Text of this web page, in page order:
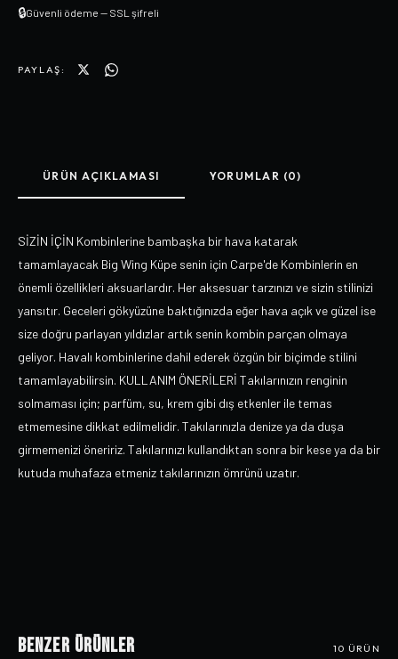
🔒Güvenli ödeme — SSL şifreli
PAYLAŞ:
ÜRÜN AÇIKLAMASI YORUMLAR (0)
SİZİN İÇİN Kombinlerine bambaşka bir hava katarak
tamamlayacak Big Wing Küpe senin için Carpe'de Kombinlerin en
önemli özellikleri aksuarlardır. Her aksesuar tarzınızı ve sizin stilinizi
yansıtır. Geceleri gökyüzüne baktığınızda eğer hava açık ve güzel ise
size doğru parlayan yıldızlar artık senin kombin parçan olmaya
geliyor. Havalı kombinlerine dahil ederek özgün bir biçimde stilini
tamamlayabilirsin. KULLANIM ÖNERİLERİ Takılarınızın renginin
solmaması için; parfüm, su, krem gibi dış etkenler ile temas
etmemesine dikkat edilmelidir. Takılarınızla denize ya da duşa
girmemenizi öneririz. Takılarınızı kullandıktan sonra bir kese ya da bir
kutuda muhafaza etmeniz takılarınızın ömrünü uzatır.
Benzer Ürünler 10 ÜRÜN